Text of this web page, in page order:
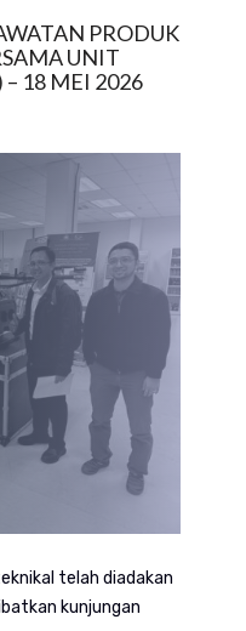
PRODUK
UNIT
– 18 MEI 2026
telah diadakan
kunjungan